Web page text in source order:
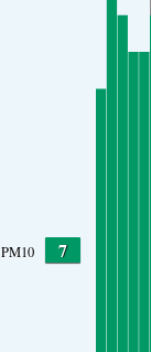
PM10 7